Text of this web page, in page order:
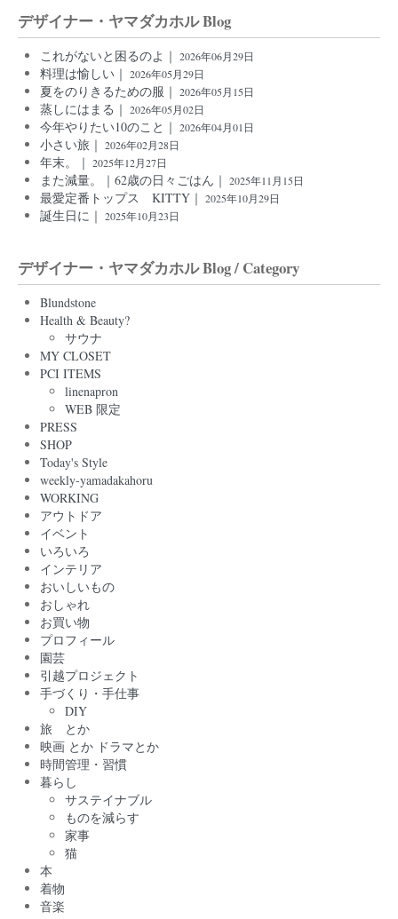
デザイナー・ヤマダカホル Blog
これがないと困るのよ｜ 2026年06月29日
料理は愉しい｜ 2026年05月29日
夏をのりきるための服｜ 2026年05月15日
蒸しにはまる｜ 2026年05月02日
今年やりたい10のこと｜ 2026年04月01日
小さい旅｜ 2026年02月28日
年末。｜ 2025年12月27日
また減量。｜62歳の日々ごはん｜ 2025年11月15日
最愛定番トップス KITTY｜ 2025年10月29日
誕生日に｜ 2025年10月23日
デザイナー・ヤマダカホル Blog / Category
Blundstone
Health & Beauty?
サウナ
MY CLOSET
PCI ITEMS
linenapron
WEB 限定
PRESS
SHOP
Today's Style
weekly-yamadakahoru
WORKING
アウトドア
イベント
いろいろ
インテリア
おいしいもの
おしゃれ
お買い物
プロフィール
園芸
引越プロジェクト
手づくり・手仕事
DIY
旅 とか
映画 とか ドラマとか
時間管理・習慣
暮らし
サステイナブル
ものを減らす
家事
猫
本
着物
音楽